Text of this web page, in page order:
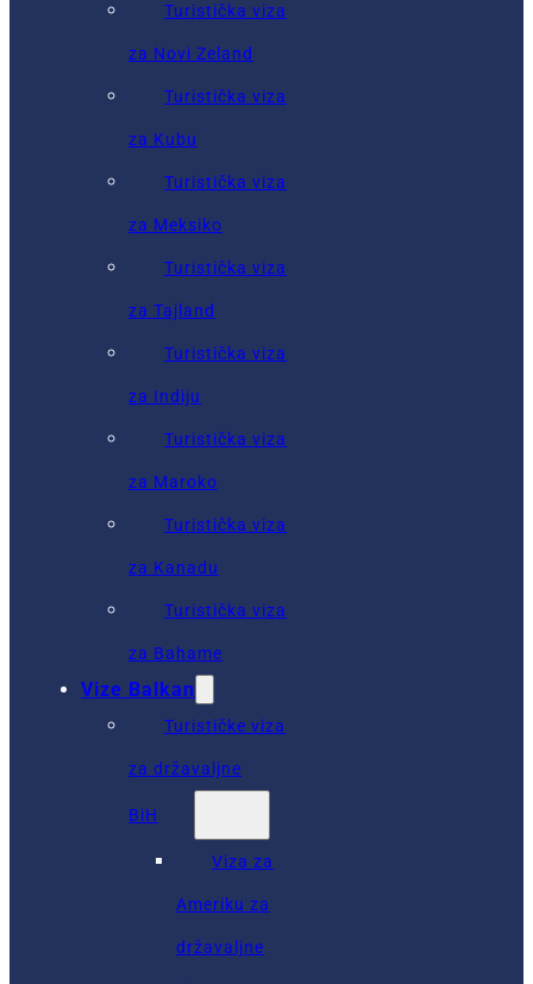
Turistička viza
za Novi Zeland
Turistička viza
za Kubu
Turistička viza
za Meksiko
Turistička viza
za Tajland
Turistička viza
za Indiju
Turistička viza
za Maroko
Turistička viza
za Kanadu
Turistička viza
za Bahame
Vize Balkan
Turističke viza
za državaljne
BiH
Viza za
Ameriku za
državaljne